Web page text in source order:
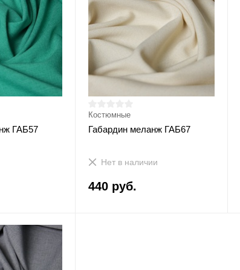
ГАБ57
Костюмные
Габардин меланж ГАБ67
Нет в наличии
440 руб.